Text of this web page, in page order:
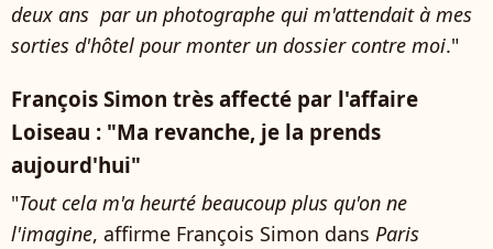
deux ans par un photographe qui m'attendait à mes
sorties d'hôtel pour monter un dossier contre moi."
François Simon très affecté par l'affaire
Loiseau : "Ma revanche, je la prends
aujourd'hui"
"Tout cela m'a heurté beaucoup plus qu'on ne
l'imagine, affirme François Simon dans Paris